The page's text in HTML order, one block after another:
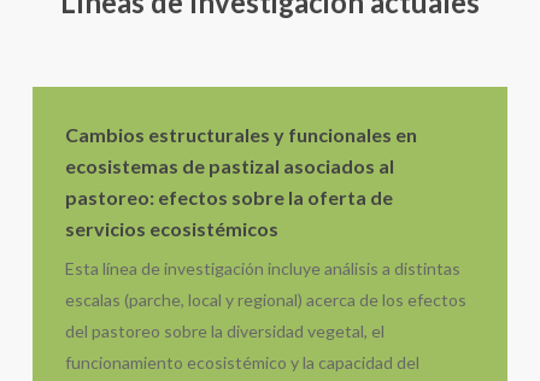
Cambios estructurales y funcionales en
ecosistemas de pastizal asociados al
pastoreo: efectos sobre la oferta de
servicios ecosistémicos
Esta línea de investigación incluye análisis a distintas
escalas (parche, local y regional) acerca de los efectos
del pastoreo sobre la diversidad vegetal, el
funcionamiento ecosistémico y la capacidad del